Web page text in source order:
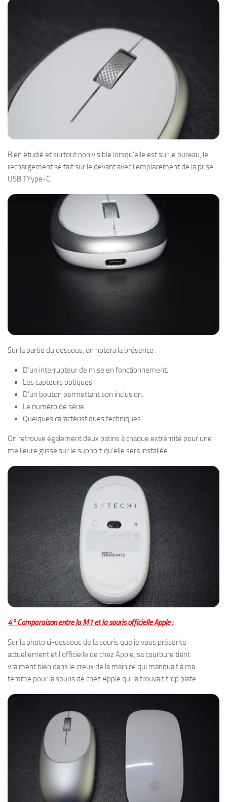
Bien étudié et surtout non visible lorsqu’elle est sur le bureau, le
rechargement se fait sur le devant avec l’emplacement de la prise
USB TYype-C.
Sur la partie du dessous, on notera la présence :
D’un interrupteur de mise en fonctionnement.
Les capteurs optiques.
D’un bouton permettant son inclusion.
Le numéro de série.
Quelques caractéristiques techniques.
On retrouve également deux patins à chaque extrémité pour une
meilleure glisse sur le support qu’elle sera installée.
4° Comparaison entre la M1 et la souris officielle Apple :
Sur la photo ci-dessous de la souris que je vous présente
actuellement et l’officielle de chez Apple, sa courbure tient
vraiment bien dans le creux de la main ce qui manquait à ma
femme pour la souris de chez Apple qui la trouvait trop plate.